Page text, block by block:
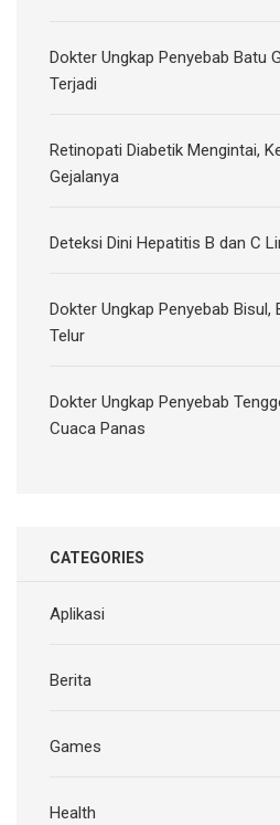
Dokter Ungkap Penyebab Batu
Terjadi
Retinopati Diabetik Mengintai,
Gejalanya
Deteksi Dini Hepatitis B dan C
Dokter Ungkap Penyebab Bisul,
Telur
Dokter Ungkap Penyebab
Cuaca Panas
CATEGORIES
Aplikasi
Berita
Games
Health